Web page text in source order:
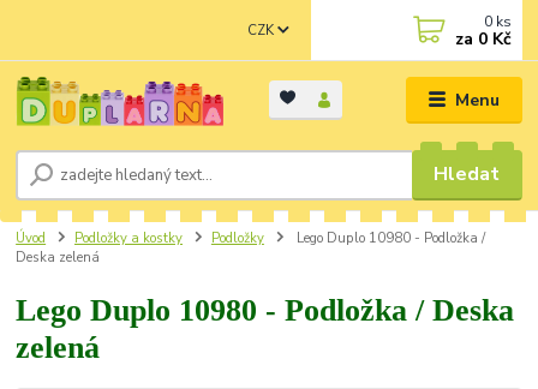
Menu
CZK
Hledat
0 ks
za 0 Kč
Úvod Podložky a kostky Podložky
Lego Duplo 10980 - Podložka /
Deska zelená
Lego Duplo 10980 - Podložka / Deska
zelená